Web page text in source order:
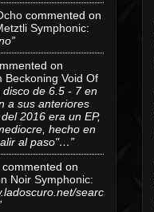
commented on
Symphonic:
on
Beckoning Void Of
disco de 6.5 - 7 en
a sus anteriores
2016 era un EP,
hecho en
al paso"…”
commented on
Noir Symphonic:
searc